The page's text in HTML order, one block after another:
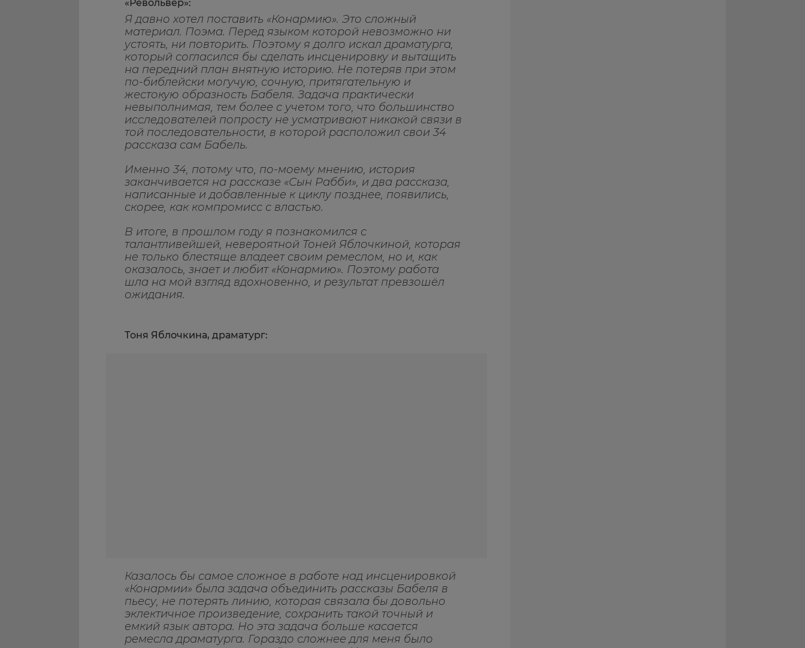
«Револьвер»:
Я давно хотел поставить «Конармию». Это сложный
материал. Поэма. Перед языком которой невозможно ни
устоять, ни повторить. Поэтому я долго искал драматурга,
который согласился бы сделать инсценировку и вытащить
на передний план внятную историю. Не потеряв при этом
по-библейски могучую, сочную, притягательную и
жестокую образность Бабеля. Задача практически
невыполнимая, тем более с учетом того, что большинство
исследователей попросту не усматривают никакой связи в
той последовательности, в которой расположил свои 34
рассказа сам Бабель.
Именно 34, потому что, по-моему мнению, история
заканчивается на рассказе «Сын Рабби», и два рассказа,
написанные и добавленные к циклу позднее, появились,
скорее, как компромисс с властью.
В итоге, в прошлом году я познакомился с
талантливейшей, невероятной Тоней Яблочкиной, которая
не только блестяще владеет своим ремеслом, но и, как
оказалось, знает и любит «Конармию». Поэтому работа
шла на мой взгляд вдохновенно, и результат превзошёл
ожидания.
Тоня Яблочкина, драматург:
Казалось бы самое сложное в работе над инсценировкой
«Конармии» была задача объединить рассказы Бабеля в
пьесу, не потерять линию, которая связала бы довольно
эклектичное произведение, сохранить такой точный и
емкий язык автора. Но эта задача больше касается
ремесла драматурга. Гораздо сложнее для меня было